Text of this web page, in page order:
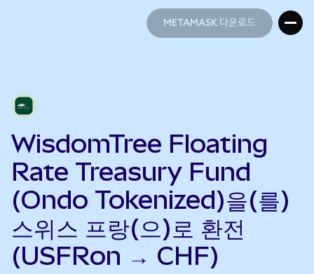
METAMASK 다운로드
WisdomTree Floating
Rate Treasury Fund
(Ondo Tokenized)을(를)
스위스 프랑(으)로 환전
(USFRon → CHF)